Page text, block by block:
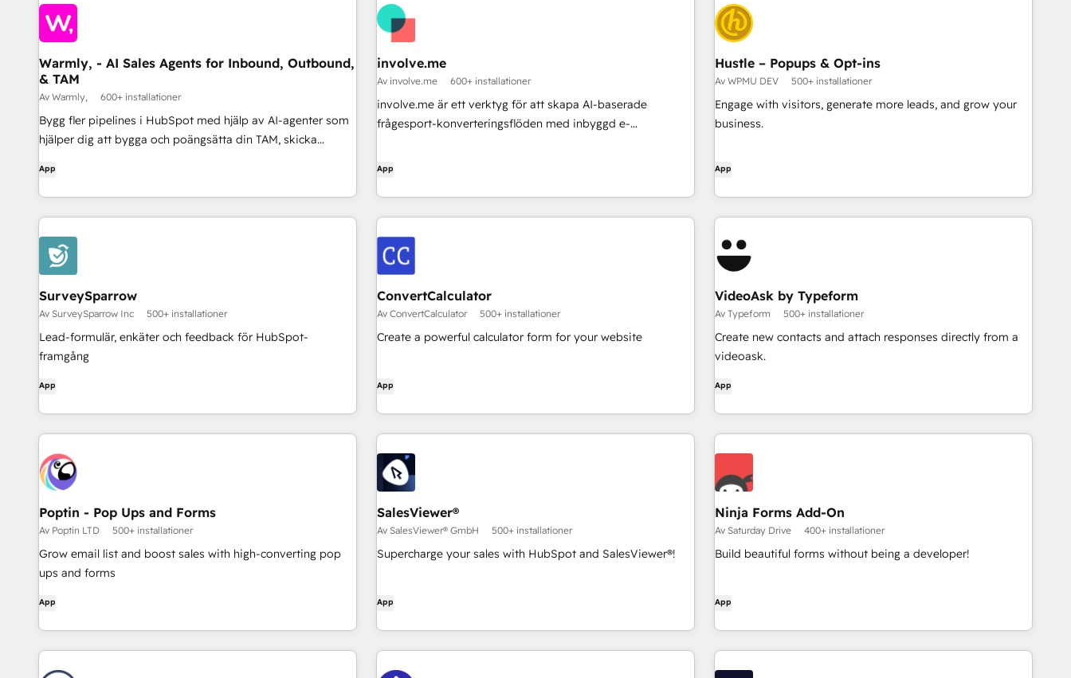
Warmly, - AI Sales Agents for Inbound, Outbound,
& TAM
Av Warmly, 600+ installationer
Bygg fler pipelines i HubSpot med hjälp av AI-agenter som
hjälper dig att bygga och poängsätta din TAM, skicka
stänga de varma leads på din webbplats med #1 Inbound
Prospecting Agent.
App
involve.me
Av involve.me 600+ installationer
involve.me är ett verktyg för att skapa AI-baserade
frågesport-konverteringsflöden med inbyggd e-
App
Hustle – Popups & Opt-ins
Av WPMU DEV 500+ installationer
Engage with visitors, generate more leads, and grow your
business.
App
SurveySparrow
Av SurveySparrow Inc 500+ installationer
Lead-formulär, enkäter och feedback för HubSpot-
framgång
App
ConvertCalculator
Av ConvertCalculator 500+ installationer
Create a powerful calculator form for your website
App
VideoAsk by Typeform
Av Typeform 500+ installationer
Create new contacts and attach responses directly from a
videoask.
App
Poptin - Pop Ups and Forms
Av Poptin LTD 500+ installationer
Grow email list and boost sales with high-converting pop
ups and forms
App
SalesViewer®
Av SalesViewer® GmbH 500+ installationer
Supercharge your sales with HubSpot and SalesViewer®!
App
Ninja Forms Add-On
Av Saturday Drive 400+ installationer
Build beautiful forms without being a developer!
App